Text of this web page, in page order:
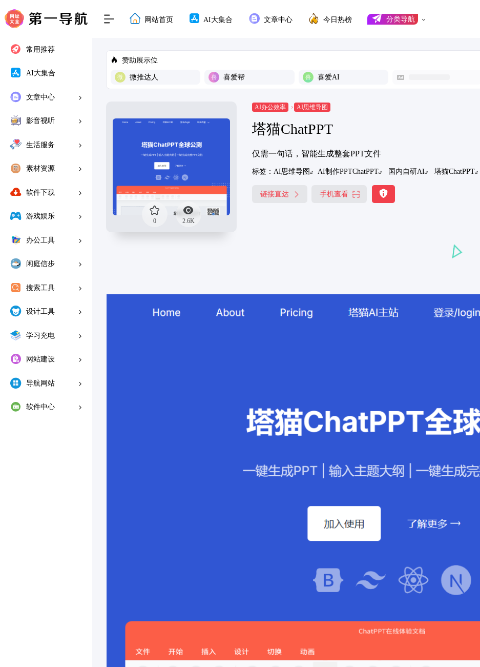
常用推荐
AI大集合
文章中心
影音视听
生活服务
素材资源
软件下载
游戏娱乐
办公工具
闲庭信步
搜索工具
设计工具
学习充电
网站建设
导航网站
软件中心
网站首页 AI大集合 文章中心 今日热榜 分类导航
赞助展示位
微推达人 喜爱帮 喜爱AI
0 2.6K
AI办公效率 AI思维导图
塔猫ChatPPT
仅需一句话，智能生成整套PPT文件
标签： AI思维导图 AI制作PPTChatPPT 国内自研AI 塔猫ChatPPT
链接直达 手机查看